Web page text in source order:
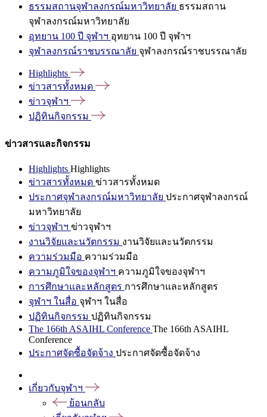
ธรรมสถานจุฬาลงกรณ์มหาวิทยาลัย ธรรมสถาน
จุฬาลงกรณ์มหาวิทยาลัย
อุทยาน 100 ปี จุฬาฯ อุทยาน 100 ปี จุฬาฯ
จุฬาลงกรณ์ราชบรรณาลัย จุฬาลงกรณ์ราชบรรณาลัย
Highlights
ข่าวสารทั้งหมด
ข่าวจุฬาฯ
ปฏิทินกิจกรรม
ข่าวสารและกิจกรรม
Highlights Highlights
ข่าวสารทั้งหมด ข่าวสารทั้งหมด
ประกาศจุฬาลงกรณ์มหาวิทยาลัย ประกาศจุฬาลงกรณ์
มหาวิทยาลัย
ข่าวจุฬาฯ ข่าวจุฬาฯ
งานวิจัยและนวัตกรรม งานวิจัยและนวัตกรรม
ความร่วมมือ ความร่วมมือ
ความภูมิใจของจุฬาฯ ความภูมิใจของจุฬาฯ
การศึกษาและหลักสูตร การศึกษาและหลักสูตร
จุฬาฯ ในสื่อ จุฬาฯ ในสื่อ
ปฏิทินกิจกรรม ปฏิทินกิจกรรม
The 166th ASAIHL Conference The 166th ASAIHL
Conference
ประกาศจัดซื้อจัดจ้าง ประกาศจัดซื้อจัดจ้าง
เกี่ยวกับจุฬาฯ
ย้อนกลับ